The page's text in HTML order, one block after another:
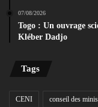
07/08/2026
Togo : Un ouvrage
Kléber Dadjo
Tags
CENI conseil des